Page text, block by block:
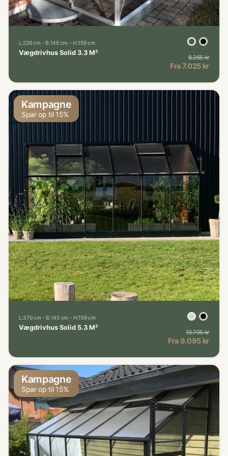
L:226 cm - B:145 cm - H:159 cm
Vægdrivhus Solid 3.3 M²
8.265 kr
Kampagnepris
Fra 7.025 kr
Kampagne
Spar op til 15%
L:370 cm - B:145 cm - H:159 cm
Vægdrivhus Solid 5.3 M²
10.705 kr
Kampagnepris
Fra 9.095 kr
Kampagne
Spar op til 15%